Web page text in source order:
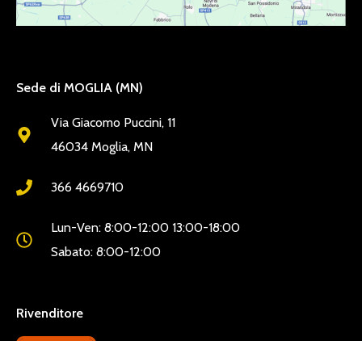
Sede di MOGLIA (MN)
Via Giacomo Puccini, 11
46034 Moglia, MN
366 4669710
Lun-Ven: 8:00-12:00 13:00-18:00
Sabato: 8:00-12:00
Rivenditore